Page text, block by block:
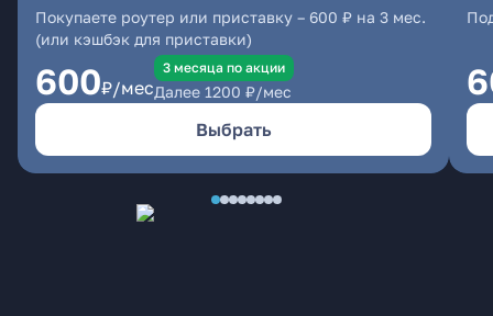
Покупаете роутер или приставку – 600 ₽ на 3 мес.
(или кэшбэк для приставки)
600₽/мес
3 месяцa по акции
Далее 1200 ₽/мес
Выбрать